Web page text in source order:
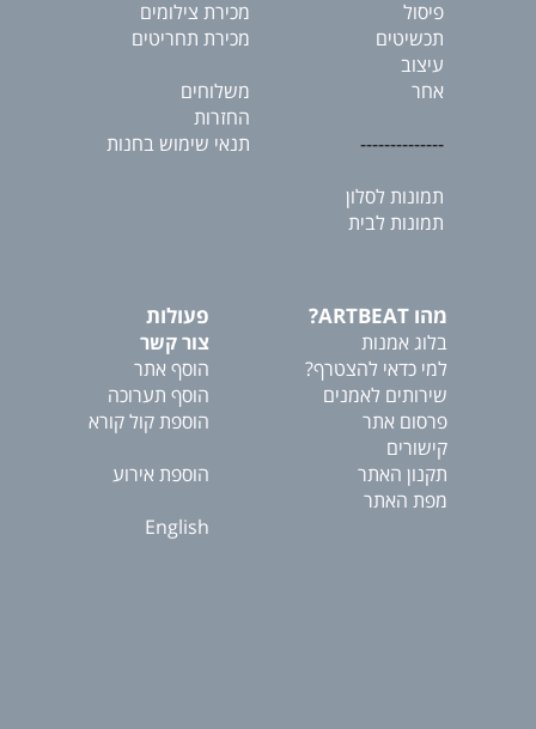
פיסול
תכשיטים
עיצוב
אחר
--------------
תמונות לסלון
תמונות לבית
מכירת צילומים
מכירת תחריטים
משלוחים
החזרות
תנאי שימוש בחנות
מהו ARTBEAT?
בלוג אמנות
למי כדאי להצטרף?
שירותים לאמנים
פרסום אתר
קישורים
תקנון האתר
מפת האתר
פעולות
צור קשר
הוסף אתר
הוסף תערוכה
הוספת קול קורא
הוספת אירוע
English